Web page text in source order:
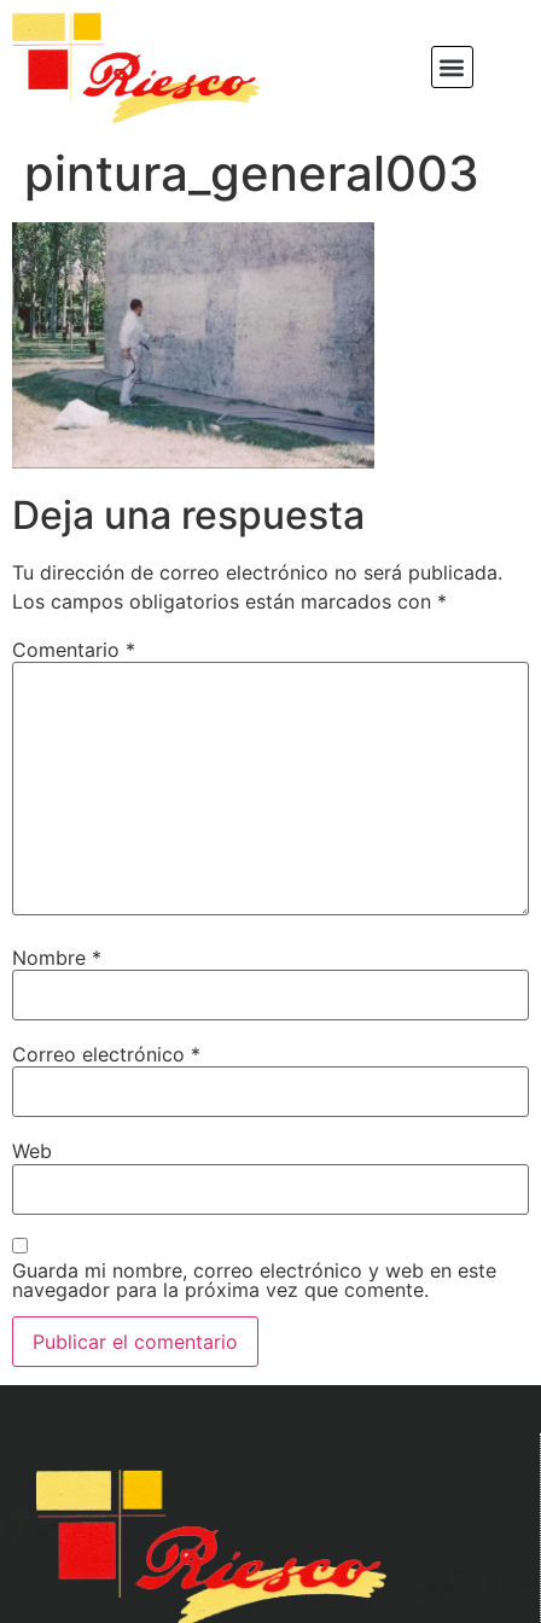
pintura_general003
Deja una respuesta
Tu dirección de correo electrónico no será publicada.
Los campos obligatorios están marcados con *
Comentario *
Nombre *
Correo electrónico *
Web
Guarda mi nombre, correo electrónico y web en este
navegador para la próxima vez que comente.